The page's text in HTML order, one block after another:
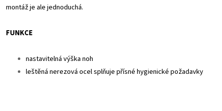
montáž je ale jednoduchá.
FUNKCE
nastavitelná výška noh
leštěná nerezová ocel splňuje přísné hygienické požadavky